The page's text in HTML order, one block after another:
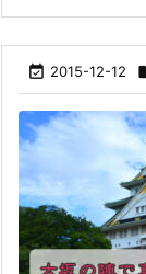
 2015-12-12